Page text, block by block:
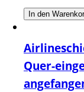
In den
Quer-